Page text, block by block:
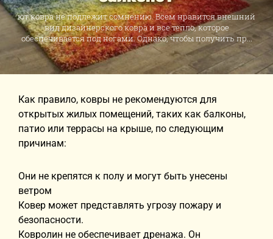
ют ковра не подлежит сомнению. Всем нравится внешний
вид дизайнерского ковра и все тепло, которое
обеспечивается под ногами. Однако, чтобы получить пр...
Как правило, ковры не рекомендуются для
открытых жилых помещений, таких как балконы,
патио или террасы на крыше, по следующим
причинам:
Они не крепятся к полу и могут быть унесены
ветром
Ковер может представлять угрозу пожару и
безопасности.
Ковролин не обеспечивает дренажа. Он